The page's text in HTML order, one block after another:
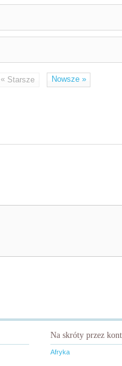
« Starsze Nowsze»
Na skróty przez
Afryka